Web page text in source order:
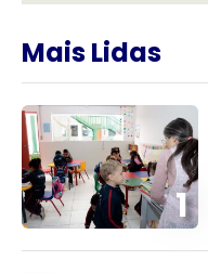
Mais Lidas
1